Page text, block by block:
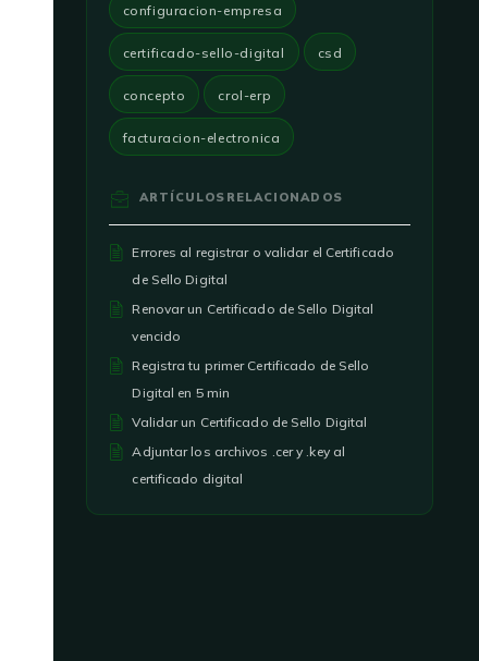
configuracion-empresa
certificado-sello-digital csd
concepto crol-erp
facturacion-electronica
ARTÍCULOS RELACIONADOS
Errores al registrar o validar el Certificado
de Sello Digital
Renovar un Certificado de Sello Digital
vencido
Registra tu primer Certificado de Sello
Digital en 5 min
Validar un Certificado de Sello Digital
Adjuntar los archivos .cer y .key al
certificado digital